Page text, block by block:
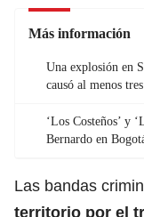
Más información
Una explosión en
causó al menos
‘Los Costeños’ y
Bernardo en
Las bandas
territorio por el